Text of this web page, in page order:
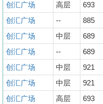
创汇广场
高层 693
创汇广场
-- 885
创汇广场
中层 689
创汇广场
-- 689
创汇广场
中层 921
创汇广场
中层 921
创汇广场
高层 693